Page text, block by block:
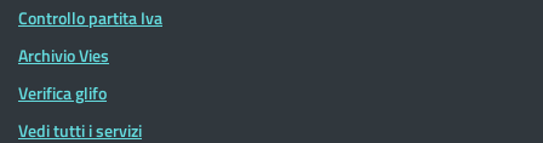
Controllo partita Iva
Archivio Vies
Verifica glifo
Vedi tutti i servizi